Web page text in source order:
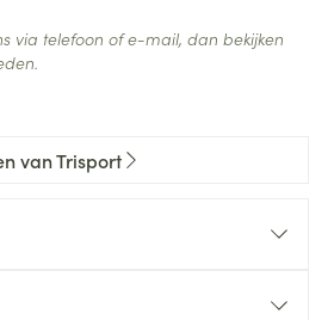
via telefoon of e-mail, dan bekijken
van Trisport